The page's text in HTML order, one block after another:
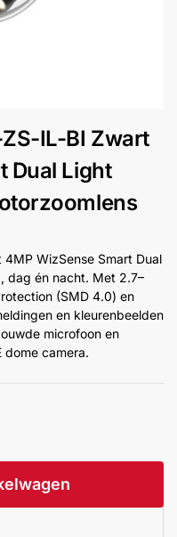
IL-BI Zwart
Dual Light
WizSense Smart Dual
dag én nacht. Met 2.7–
(SMD 4.0) en
en kleurenbeelden
microfoon en
dome camera.